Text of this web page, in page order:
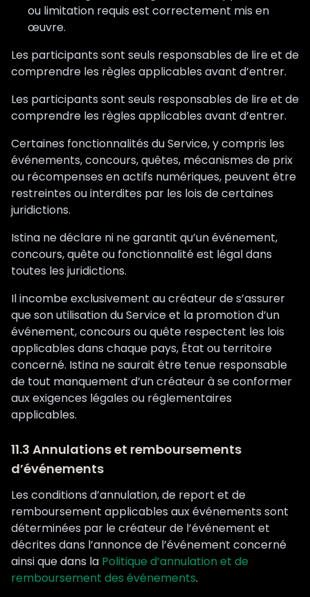
ou limitation requis est correctement mis en
œuvre.
Les participants sont seuls responsables de lire et de
comprendre les règles applicables avant d’entrer.
Les participants sont seuls responsables de lire et de
comprendre les règles applicables avant d’entrer.
Certaines fonctionnalités du Service, y compris les
événements, concours, quêtes, mécanismes de prix
ou récompenses en actifs numériques, peuvent être
restreintes ou interdites par les lois de certaines
juridictions.
Istina ne déclare ni ne garantit qu’un événement,
concours, quête ou fonctionnalité est légal dans
toutes les juridictions.
Il incombe exclusivement au créateur de s’assurer
que son utilisation du Service et la promotion d’un
événement, concours ou quête respectent les lois
applicables dans chaque pays, État ou territoire
concerné. Istina ne saurait être tenue responsable
de tout manquement d’un créateur à se conformer
aux exigences légales ou réglementaires
applicables.
11.3 Annulations et remboursements
d’événements
Les conditions d’annulation, de report et de
remboursement applicables aux événements sont
déterminées par le créateur de l’événement et
décrites dans l’annonce de l’événement concerné
ainsi que dans la Politique d’annulation et de
remboursement des événements.